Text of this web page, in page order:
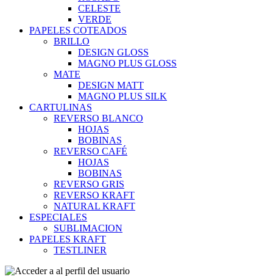
CELESTE
VERDE
PAPELES COTEADOS
BRILLO
DESIGN GLOSS
MAGNO PLUS GLOSS
MATE
DESIGN MATT
MAGNO PLUS SILK
CARTULINAS
REVERSO BLANCO
HOJAS
BOBINAS
REVERSO CAFÉ
HOJAS
BOBINAS
REVERSO GRIS
REVERSO KRAFT
NATURAL KRAFT
ESPECIALES
SUBLIMACION
PAPELES KRAFT
TESTLINER